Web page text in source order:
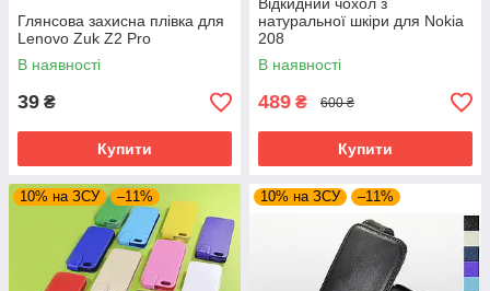
Глянсова захисна плівка для
Lenovo Zuk Z2 Pro
В наявності
39 ₴
Купити
натуральної шкіри для Nokia
208
В наявності
489 ₴ 600 ₴
Купити
10% на ЗСУ –11% 10% на ЗСУ –11%